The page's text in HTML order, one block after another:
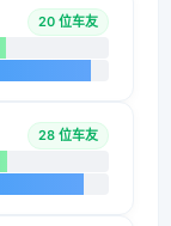
20 位车友
28 位车友